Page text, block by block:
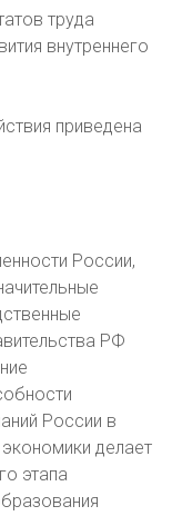
труда
внутреннего
приведена
России,
РФ
России в
делает
этапа